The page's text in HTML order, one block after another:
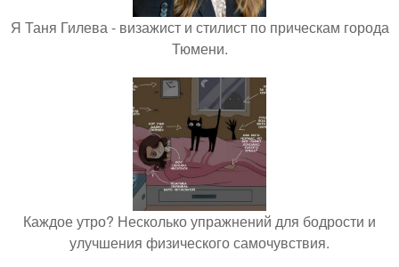
Я Таня Гилева - визажист и стилист по прическам города
Тюмени.
Каждое утро? Несколько упражнений для бодрости и
улучшения физического самочувствия.